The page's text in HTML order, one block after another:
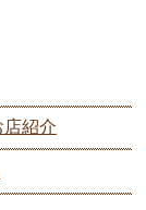
店紹介